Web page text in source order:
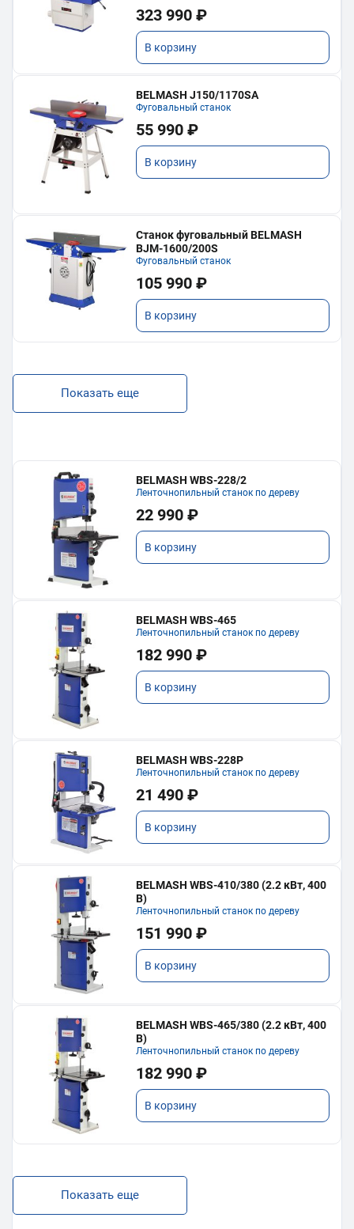
323 990 ₽
В корзину
BELMASH J150/1170SA
Фуговальный станок
55 990 ₽
В корзину
Станок фуговальный BELMASH
BJM-1600/200S
Фуговальный станок
105 990 ₽
В корзину
Показать еще
BELMASH WBS-228/2
Ленточнопильный станок по дереву
22 990 ₽
В корзину
BELMASH WBS-465
Ленточнопильный станок по дереву
182 990 ₽
В корзину
BELMASH WBS-228P
Ленточнопильный станок по дереву
21 490 ₽
В корзину
BELMASH WBS-410/380 (2.2 кВт, 400
В)
Ленточнопильный станок по дереву
151 990 ₽
В корзину
BELMASH WBS-465/380 (2.2 кВт, 400
В)
Ленточнопильный станок по дереву
182 990 ₽
В корзину
Показать еще